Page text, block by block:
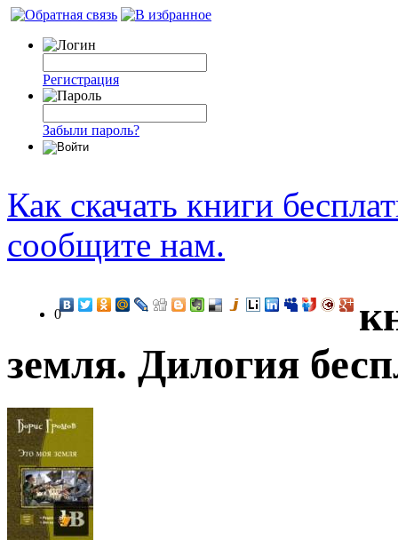
Регистрация
Забыли пароль?
Как скачать книги
сообщите нам.
0
земля. Дилогия